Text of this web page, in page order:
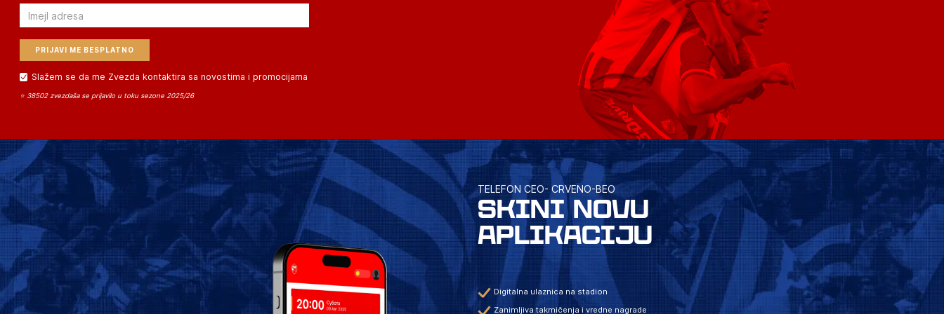
Email
Slažem se da me Zvezda kontaktira sa novostima i promocijama
⭐ 38502 zvezdaša se prijavilo u toku sezone 2025/26
TELEFON CEO- CRVENO-BEO
SKINI NOVU
APLIKACIJU
Digitalna ulaznica na stadion
Zanimljiva takmičenja i vredne nagrade